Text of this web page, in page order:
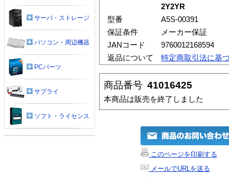
2Y2YR
型番
A5S-00391
保証条件
メーカー保証
JANコード
9760012168594
返品について
特定商取引法に基
商品番号 41016425
本商品は販売を終了しました
このページを印刷する
メールでURLを送る
サーバ・ストレージ
パソコン・周辺機器
PCパーツ
サプライ
ソフト・ライセンス